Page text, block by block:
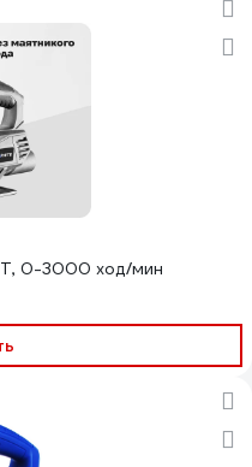
0-3000 ход/мин